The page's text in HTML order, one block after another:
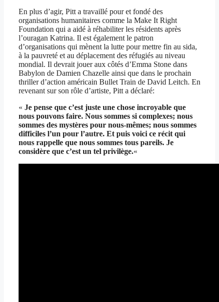
En plus d’agir, Pitt a travaillé pour et fondé des
organisations humanitaires comme la Make It Right
Foundation qui a aidé à réhabiliter les résidents après
l’ouragan Katrina. Il est également le patron
d’organisations qui mènent la lutte pour mettre fin au sida,
à la pauvreté et au déplacement des réfugiés au niveau
mondial. Il devrait jouer aux côtés d’Emma Stone dans
Babylon de Damien Chazelle ainsi que dans le prochain
thriller d’action américain Bullet Train de David Leitch. En
revenant sur son rôle d’artiste, Pitt a déclaré:
« Je pense que c’est juste une chose incroyable que
nous pouvons faire. Nous sommes si complexes; nous
sommes des mystères pour nous-mêmes; nous sommes
difficiles l’un pour l’autre. Et puis voici ce récit qui
nous rappelle que nous sommes tous pareils. Je
considère que c’est un tel privilège.«